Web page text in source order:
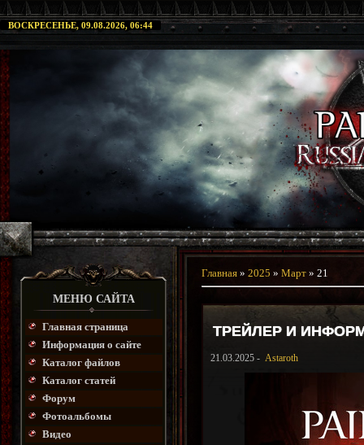
ВОСКРЕСЕНЬЕ, 09.08.2026, 06:44
МЕНЮ САЙТА
Главная страница
Информация о сайте
Каталог файлов
Каталог статей
Форум
Фотоальбомы
Видео
Главная » 2025 » Март » 21
ТРЕЙЛЕР И
21.03.2025 - Astaroth